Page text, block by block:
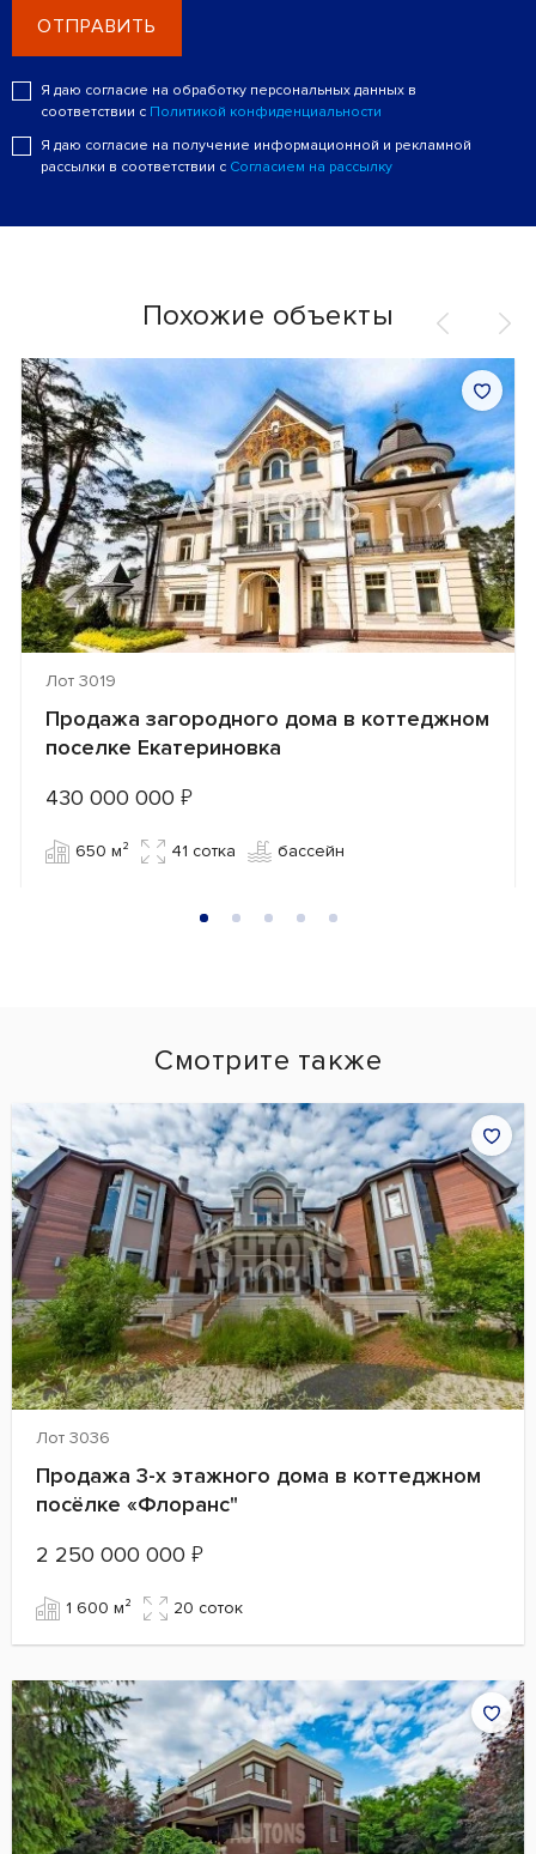
ОТПРАВИТЬ
Я даю согласие на обработку персональных данных в
соответствии с Политикой конфиденциальности
Я даю согласие на получение информационной и рекламной
рассылки в соответствии с Согласием на рассылку
Похожие объекты
Лот 3019
Продажа загородного дома в коттеджном
поселке Екатериновка
430 000 000 ₽
650 м² 41 сотка бассейн
Смотрите также
Лот 3036
Продажа 3-х этажного дома в коттеджном
посёлке «Флоранс"
2 250 000 000 ₽
1 600 м² 20 cоток